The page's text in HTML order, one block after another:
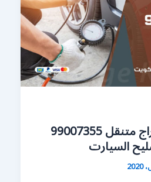
كراج خيطان | كراج متنقل 99007355
السيارت